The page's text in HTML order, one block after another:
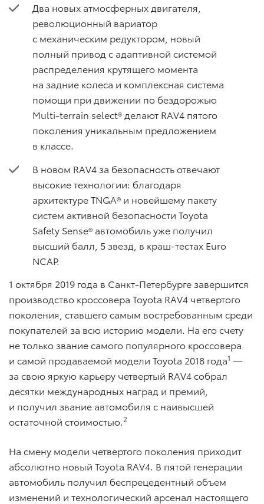
Два новых атмосферных двигателя,
революционный вариатор
с механическим редуктором, новый
полный привод с адаптивной системой
распределения крутящего момента
на задние колеса и комплексная система
помощи при движении по бездорожью
Multi-terrain select® делают RAV4 пятого
поколения уникальным предложением
в классе.
В новом RAV4 за безопасность отвечают
высокие технологии: благодаря
архитектуре TNGA® и новейшему пакету
систем активной безопасности Toyota
Safety Sense® автомобиль уже получил
высший балл, 5 звезд, в краш-тестах Euro
NCAP.
1 октября 2019 года в Санкт-Петербурге завершится
производство кроссовера Toyota RAV4 четвертого
поколения, ставшего самым востребованным среди
покупателей за всю историю модели. На его счету
не только звание самого популярного кроссовера
и самой продаваемой модели Toyota 2018 года1 —
за свою яркую карьеру четвертый RAV4 собрал
десятки международных наград и премий,
и получил звание автомобиля с наивысшей
остаточной стоимостью.2
На смену модели четвертого поколения приходит
абсолютно новый Toyota RAV4. В пятой генерации
автомобиль получил беспрецедентный объем
изменений и технологический арсенал настоящего